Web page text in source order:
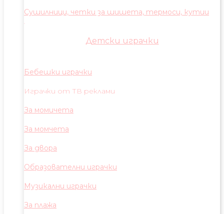
Сушилници, четки за шишета, термоси, кутии
Детски играчки
Бебешки играчки
Играчки от ТВ реклами
За момичета
За момчета
За двора
Образователни играчки
Музикални играчки
За плажа